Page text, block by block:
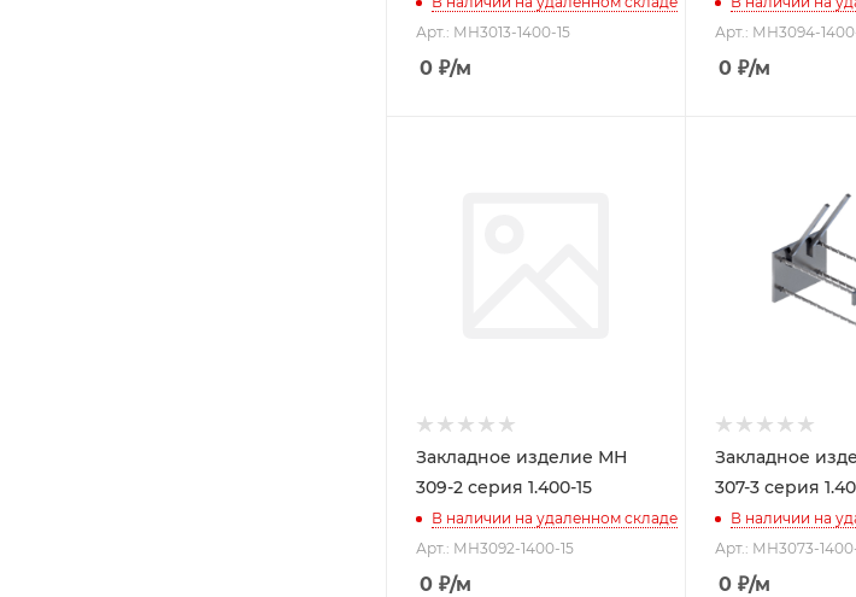
Арт.: МН3013-1400-15
0 ₽/м
Арт.: МН3094-
0 ₽/м
Закладное изделие МН
309-2 серия 1.400-15
В наличии на удаленном складе
Арт.: МН3092-1400-15
0 ₽/м
Закладное
307-3 серия
В наличии на
Арт.: МН3073-
0 ₽/м